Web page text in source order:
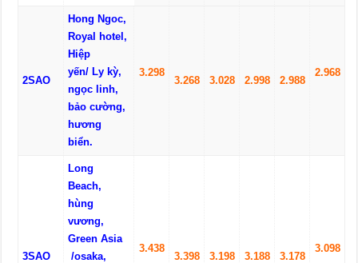
2SAO
Hong Ngoc,
Royal hotel,
Hiệp
yến/ Ly kỳ,
ngọc linh,
bảo cường,
hương
biển.
3.298
3.268 3.028 2.998 2.988
2.968
3SAO
Long
Beach,
hùng
vương,
Green Asia
/osaka,
3.438
3.398 3.198 3.188 3.178
3.098